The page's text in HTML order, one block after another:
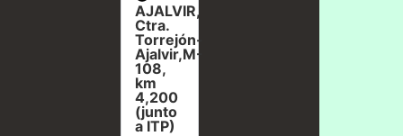
AJALVIR,
Ctra.
Torrejón-
Ajalvir,M-
108,
km
4,200
(junto
a ITP)